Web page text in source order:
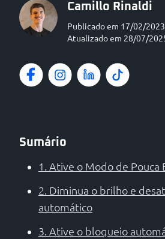
Camillo Rinaldi
Publicado em 17/02/2023
Atualizado em 28/07/
Sumário
1. Ative o Modo de Pouca
2. Diminua o brilho e
automático
3. Ative o bloqueio